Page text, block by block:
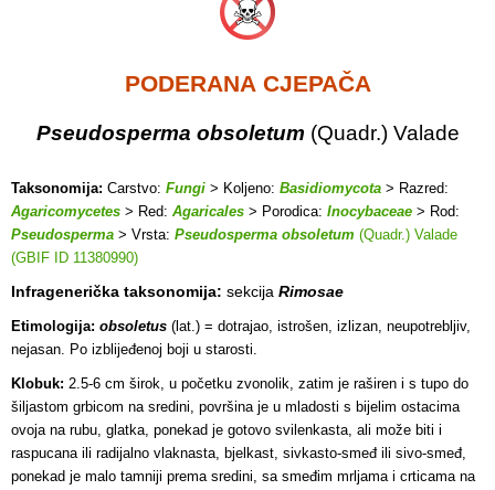
PODERANA CJEPAČA
Pseudosperma obsoletum (Quadr.) Valade
Taksonomija: Carstvo: Fungi > Koljeno: Basidiomycota > Razred:
Agaricomycetes > Red: Agaricales > Porodica: Inocybaceae > Rod:
Pseudosperma > Vrsta: Pseudosperma obsoletum (Quadr.) Valade
(GBIF ID 11380990)
Infragenerička taksonomija: sekcija Rimosae
Etimologija: obsoletus (lat.) = dotrajao, istrošen, izlizan, neupotrebljiv,
nejasan. Po izblijeđenoj boji u starosti.
Klobuk: 2.5-6 cm širok, u početku zvonolik, zatim je raširen i s tupo do
šiljastom grbicom na sredini, površina je u mladosti s bijelim ostacima
ovoja na rubu, glatka, ponekad je gotovo svilenkasta, ali može biti i
raspucana ili radijalno vlaknasta, bjelkast, sivkasto-smeđ ili sivo-smeđ,
ponekad je malo tamniji prema sredini, sa smeđim mrljama i crticama na